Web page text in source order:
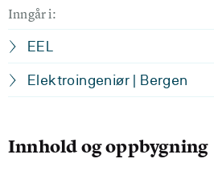
Inngår i:
EEL
Elektroingeniør | Bergen
Innhold og oppbygning